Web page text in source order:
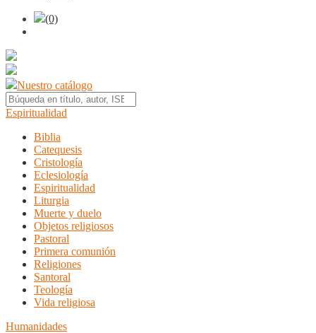
(0)
Nuestro catálogo
Espiritualidad
Biblia
Catequesis
Cristología
Eclesiología
Espiritualidad
Liturgia
Muerte y duelo
Objetos religiosos
Pastoral
Primera comunión
Religiones
Santoral
Teología
Vida religiosa
Humanidades